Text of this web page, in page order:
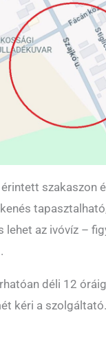
szakaszon
lehet az ivóvíz –
déli 12
kéri a szolgáltató.